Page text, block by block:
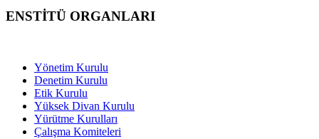
ENSTİTÜ ORGANLARI
Yönetim Kurulu
Denetim Kurulu
Etik Kurulu
Yüksek Divan Kurulu
Yürütme Kurulları
Çalışma Komiteleri